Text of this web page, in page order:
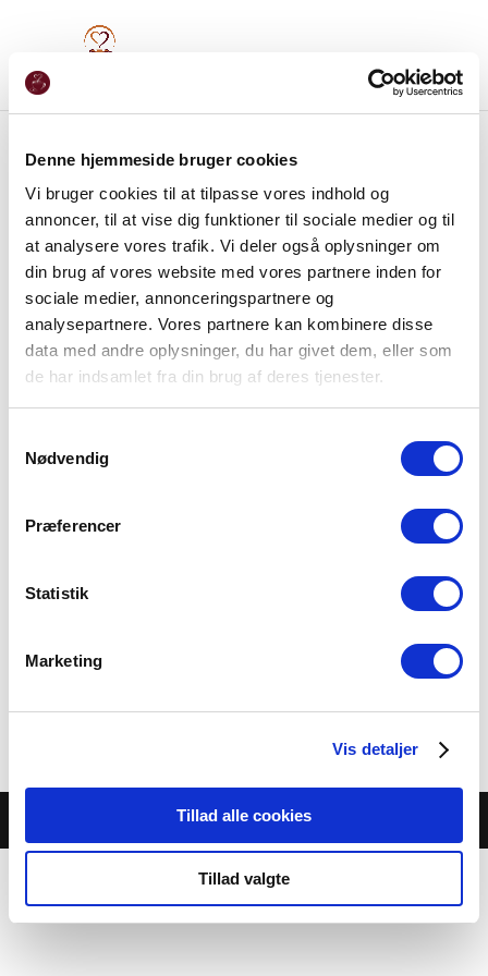
Denne hjemmeside bruger cookies
Vi bruger cookies til at tilpasse vores indhold og
annoncer, til at vise dig funktioner til sociale medier og til
at analysere vores trafik. Vi deler også oplysninger om
din brug af vores website med vores partnere inden for
sociale medier, annonceringspartnere og
analysepartnere. Vores partnere kan kombinere disse
data med andre oplysninger, du har givet dem, eller som
de har indsamlet fra din brug af deres tjenester.
Nødvendig
Præferencer
Statistik
Marketing
Vis detaljer
Tillad alle cookies
Tillad valgte
Broccolisalat
30.00 kr.
© Café Jambo |Cookie- og privatlivspolitik